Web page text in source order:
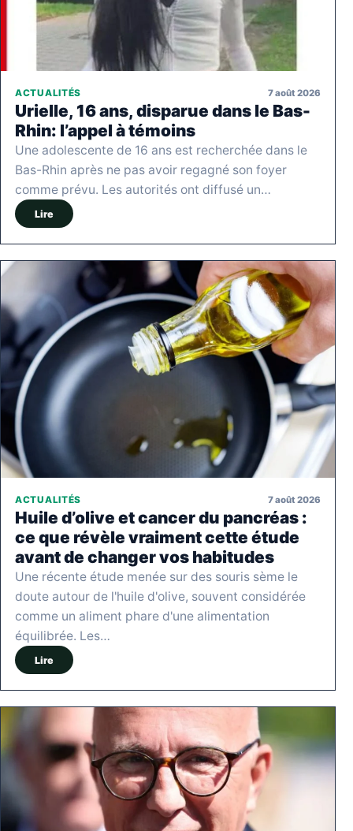
ACTUALITÉS 7 août 2026
Urielle, 16 ans, disparue dans le Bas-
Rhin: l’appel à témoins
Une adolescente de 16 ans est recherchée dans le
Bas-Rhin après ne pas avoir regagné son foyer
comme prévu. Les autorités ont diffusé un…
Lire
ACTUALITÉS 7 août 2026
Huile d’olive et cancer du pancréas :
ce que révèle vraiment cette étude
avant de changer vos habitudes
Une récente étude menée sur des souris sème le
doute autour de l'huile d'olive, souvent considérée
comme un aliment phare d'une alimentation
équilibrée. Les…
Lire